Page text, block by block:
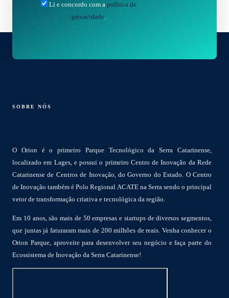
Li e concordo com a política de
privacidade.
SOBRE NÓS
O Orion é o primeiro Parque Tecnológico da Serra Catarinense,
localizado em Lages, e possui o primeiro Centro de Inovação da Rede
Catarinense de Centros de Inovação, do Governo do Estado. O Centro
de Inovação também é Polo Regional ACATE na Serra sendo o principal
vetor de transformação criativa e tecnológica da região.
Em 10 anos, são mais de 50 empresas e startups de diversos segmentos,
que juntas já faturaram mais de 200 milhões de reais. Venha conhecer o
Orion Parque, aproveite para desenvolver seu negócio e faça parte do
Ecossistema de Inovação da Serra Catarinense!